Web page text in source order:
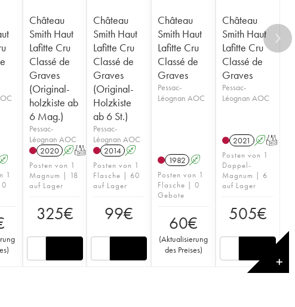
1
)
Château
Smith Haut
Lafitte Cru
Classé de
Graves
(Original-
holzkiste ab
6 Mag.)
Pessac-
Léognan AOC
2020 AT
Posten von 1
Magnum | 18
auf Lager
325€
Château
Smith Haut
Lafitte Cru
Classé de
Graves
(Original-
Holzkiste
ab 6 St.)
Pessac-
Léognan AOC
2014 A
Posten von 1
Flasche | 60
auf Lager
99€
Château
Smith Haut
Lafitte Cru
Classé de
Graves
Pessac-
Léognan AOC
1982 A
Posten von 1
Flasche | 0
Gebote
60€
(Aktualisierung
des Preises)
Château
Smith Haut
Lafitte Cru
Classé de
Graves
Pessac-
Léognan AOC
2021 AT
Posten von 1
Doppel-
Magnum | 6
auf Lager
505€
✕